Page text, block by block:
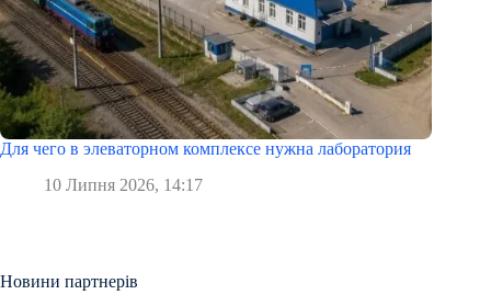
Для чего в элеваторном комплексе нужна лаборатория
10 Липня 2026, 14:17
Новини партнерів